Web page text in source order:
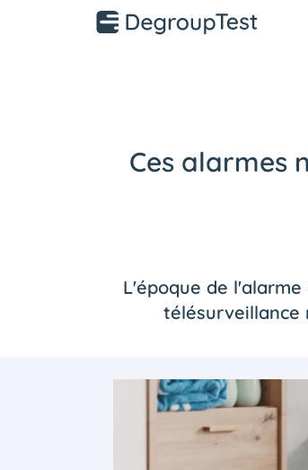
Ces alarmes
L'époque de
télésurveillance